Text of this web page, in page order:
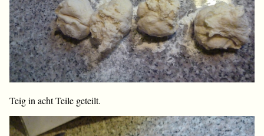
Teig in acht Teile geteilt.